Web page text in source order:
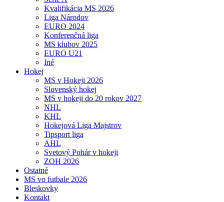
Kvalifikácia MS 2026
Liga Národov
EURO 2024
Konferenčná liga
MS klubov 2025
EURO U21
Iné
Hokej
MS v Hokeji 2026
Slovenský hokej
MS v hokeji do 20 rokov 2027
NHL
KHL
Hokejová Liga Majstrov
Tipsport liga
AHL
Svetový Pohár v hokeji
ZOH 2026
Ostatné
MS vo futbale 2026
Bleskovky
Kontakt